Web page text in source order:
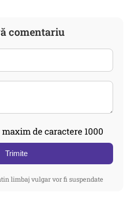
comentariu
de caractere 1000
Trimite
limbaj vulgar vor fi suspendate